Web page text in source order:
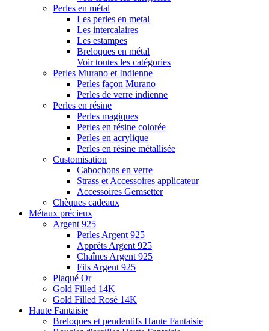
Perles en métal
Les perles en metal
Les intercalaires
Les estampes
Breloques en métal
Voir toutes les catégories
Perles Murano et Indienne
Perles façon Murano
Perles de verre indienne
Perles en résine
Perles magiques
Perles en résine colorée
Perles en acrylique
Perles en résine métallisée
Customisation
Cabochons en verre
Strass et Accessoires applicateur
Accessoires Gemsetter
Chèques cadeaux
Métaux précieux
Argent 925
Perles Argent 925
Apprêts Argent 925
Chaînes Argent 925
Fils Argent 925
Plaqué Or
Gold Filled 14K
Gold Filled Rosé 14K
Haute Fantaisie
Breloques et pendentifs Haute Fantaisie